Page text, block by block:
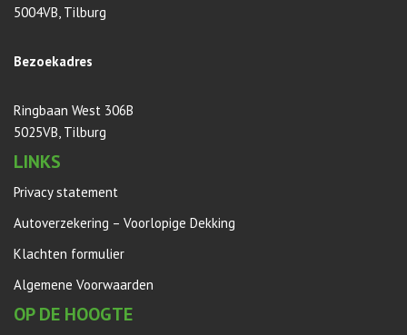
5004VB, Tilburg
Bezoekadres
Ringbaan West 306B
5025VB, Tilburg
LINKS
Privacy statement
Autoverzekering – Voorlopige Dekking
Klachten formulier
Algemene Voorwaarden
OP DE HOOGTE